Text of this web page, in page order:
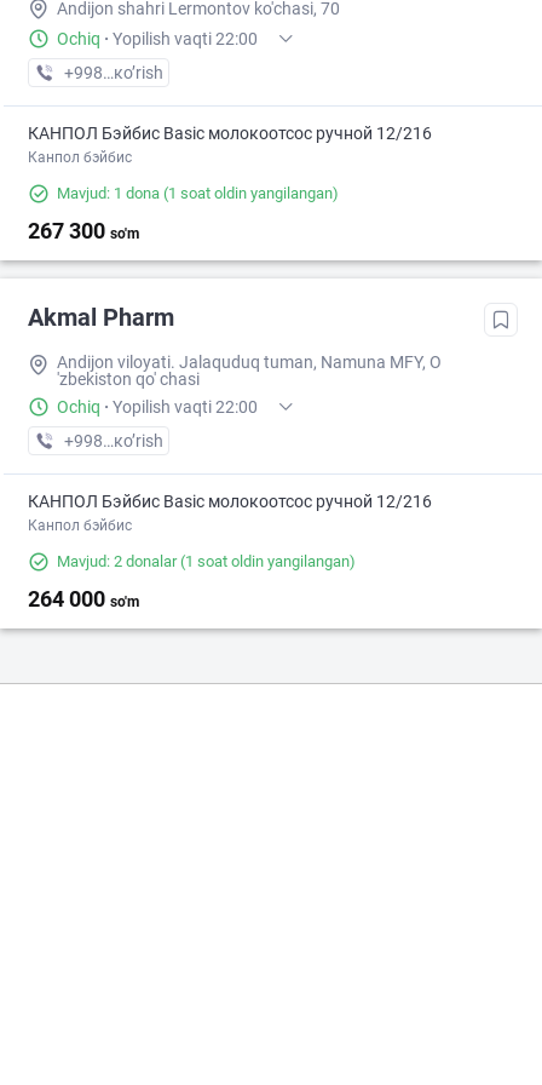
Andijon shahri Lermontov ko'chasi, 70
Ochiq · Yopilish vaqti 22:00
+998 (90) XXX-XX-XX
кo’rish
КАНПОЛ Бэйбис Basic молокоотсос ручной 12/216
Канпол бэйбис
Mavjud: 1 dona (1 soat oldin yangilangan)
267 300 so'm
Akmal Pharm
Andijon viloyati. Jalaquduq tuman, Namuna MFY, O
'zbekiston qo' chasi
Ochiq · Yopilish vaqti 22:00
+998 (90) XXX-XX-XX
кo’rish
КАНПОЛ Бэйбис Basic молокоотсос ручной 12/216
Канпол бэйбис
Mavjud: 2 donalar(1 soat oldin yangilangan)
264 000 so'm